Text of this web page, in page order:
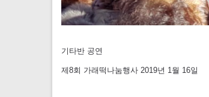
기타반 공연
제8회 가래떡나눔행사 2019년 1월 16일